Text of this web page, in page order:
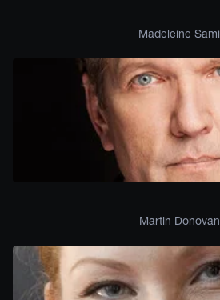
Madeleine Sami
Martin Donovan